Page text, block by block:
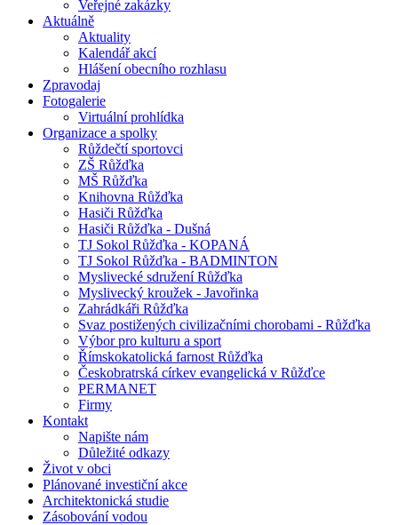
Veřejné zakázky
Aktuálně
Aktuality
Kalendář akcí
Hlášení obecního rozhlasu
Zpravodaj
Fotogalerie
Virtuální prohlídka
Organizace a spolky
Růždečtí sportovci
ZŠ Růžďka
MŠ Růžďka
Knihovna Růžďka
Hasiči Růžďka
Hasiči Růžďka - Dušná
TJ Sokol Růžďka - KOPANÁ
TJ Sokol Růžďka - BADMINTON
Myslivecké sdružení Růžďka
Myslivecký kroužek - Javořinka
Zahrádkáři Růžďka
Svaz postižených civilizačními chorobami - Růžďka
Výbor pro kulturu a sport
Římskokatolická farnost Růžďka
Českobratrská církev evangelická v Růžďce
PERMANET
Firmy
Kontakt
Napište nám
Důležité odkazy
Život v obci
Plánované investiční akce
Architektonická studie
Zásobování vodou